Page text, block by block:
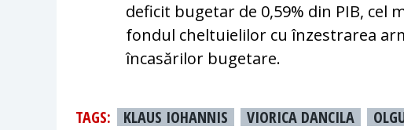
deficit bugetar de 0,59% din PIB, cel
fondul cheltuielilor cu înzestrarea
încasărilor bugetare.
TAGS: KLAUS IOHANNIS VIORICA DANCILA